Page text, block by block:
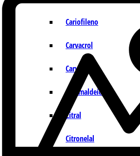
Cariofileno
Carvacrol
Carvona
Cinamaldeído
Citral
Citronelal